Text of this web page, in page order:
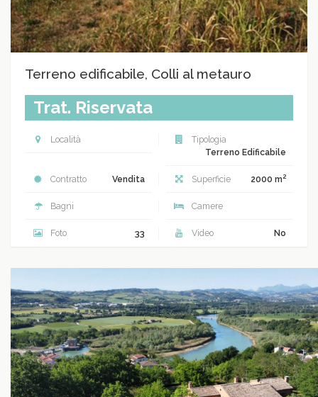
Terreno edificabile, Colli al metauro
Trat. Riservata
Località
Tipologia
Terreno Edificabile
Contratto Vendita Superficie 2000 m2
Bagni Camere
Foto 33 Video No